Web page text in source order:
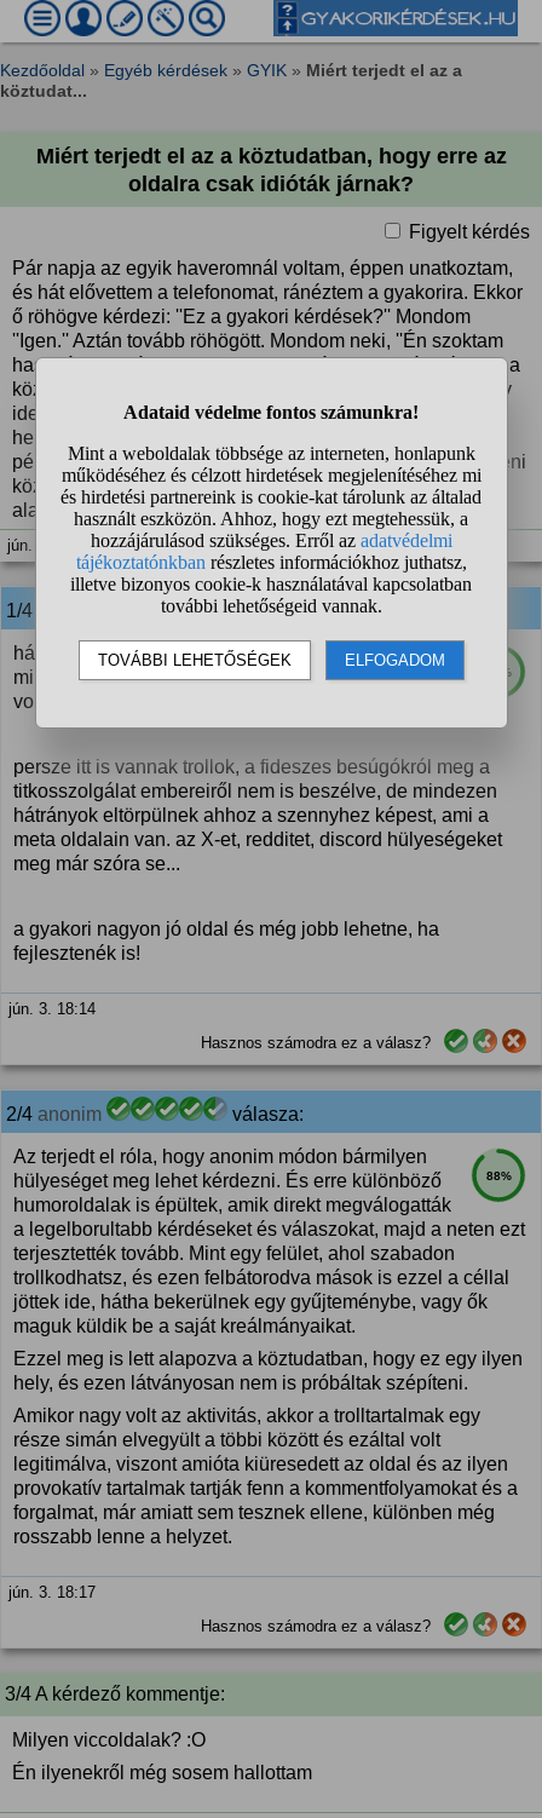
Kezdőoldal » Egyéb kérdések » GYIK » Miért terjedt el az a
köztudat...
Miért terjedt el az a köztudatban, hogy erre az
oldalra csak idióták járnak?
Figyelt kérdés
Pár napja az egyik haveromnál voltam, éppen unatkoztam,
és hát elővettem a telefonomat, ránéztem a gyakorira. Ekkor
ő röhögve kérdezi: ''Ez a gyakori kérdések?'' Mondom
''Igen.'' Aztán tovább röhögött. Mondom neki, ''Én szoktam
használni'' Aztán folytattuk amit csináltunk. De úgy érzem, a
köztudatban, a legtöbb ember fejében az a tudat van, hogy
ide csak valami idióták jönnek. Facebookon és más
helyeken csak viccként beszéknek az oldalról, vagy rossz
példaként hozzák fel. Nem értem miért, én szeretem az itteni
közösséget, sok mindennek része voltam az elmúlt évek
alatt, amióta itt vagyok.
jún. 3. 18:06
1/4 válasza:
76%
hát a facebook és gyakori közötti vitában én
mindenképpen a gyakori mellett teszem le a
voksomat.
persze itt is vannak trollok, a fideszes besúgókról meg a
titkosszolgálat embereiről nem is beszélve, de mindezen
hátrányok eltörpülnek ahhoz a szennyhez képest, ami a
meta oldalain van. az X-et, redditet, discord hülyeségeket
meg már szóra se...
a gyakori nagyon jó oldal és még jobb lehetne, ha
fejlesztenék is!
jún. 3. 18:14
Hasznos számodra ez a válasz?
2/4 anonim válasza:
88%
Az terjedt el róla, hogy anonim módon bármilyen
hülyeséget meg lehet kérdezni. És erre különböző
humoroldalak is épültek, amik direkt megválogatták
a legelborultabb kérdéseket és válaszokat, majd a neten ezt
terjesztették tovább. Mint egy felület, ahol szabadon
trollkodhatsz, és ezen felbátorodva mások is ezzel a céllal
jöttek ide, hátha bekerülnek egy gyűjteménybe, vagy ők
maguk küldik be a saját kreálmányaikat.
Ezzel meg is lett alapozva a köztudatban, hogy ez egy ilyen
hely, és ezen látványosan nem is próbáltak szépíteni.
Amikor nagy volt az aktivitás, akkor a trolltartalmak egy
része simán elvegyült a többi között és ezáltal volt
legitimálva, viszont amióta kiüresedett az oldal és az ilyen
provokatív tartalmak tartják fenn a kommentfolyamokat és a
forgalmat, már amiatt sem tesznek ellene, különben még
rosszabb lenne a helyzet.
jún. 3. 18:17
Hasznos számodra ez a válasz?
3/4 A kérdező kommentje:
Milyen viccoldalak? :O
Én ilyenekről még sosem hallottam